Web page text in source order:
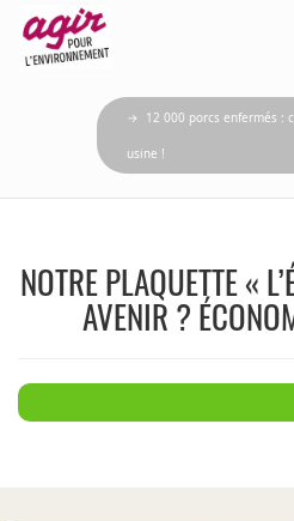
→ 12 000 porcs enfermés :
usine !
NOTRE PLAQUETTE «
AVENIR ?